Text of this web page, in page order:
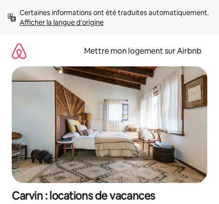
directement
Afficher la langue d'origine
Mettre mon logement sur Airbnb
Carvin : locations de vacances